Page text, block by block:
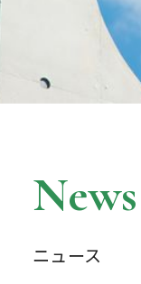
News
ニュース